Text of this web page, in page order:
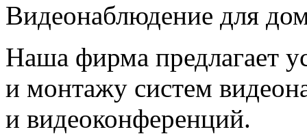
Видеонаблюдение для
Наша фирма предлагает
и монтажу систем
и видеоконференций.